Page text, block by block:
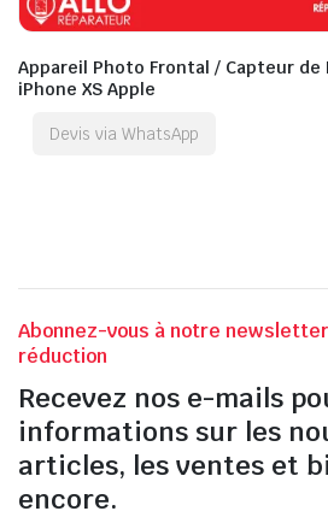
Appareil Photo Frontal / Capteur de
iPhone XS Apple
Devis via WhatsApp
Abonnez-vous à notre
réduction
Recevez nos e-mails
informations sur les
articles, les ventes et
encore.